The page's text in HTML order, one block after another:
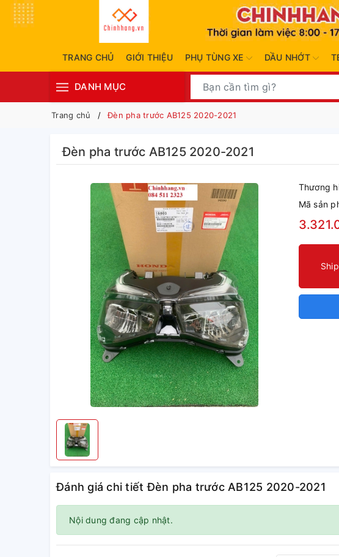
TRANG CHỦ GIỚI THIỆU PHỤ TÙNG XE DẦU NHỚT
DANH MỤC
Trang chủ Đèn pha trước AB125 2020-2021
Đèn pha trước AB125 2020-2021
Thương
Mã sản
Đánh giá chi tiết Đèn pha trước AB125 2020-2021
Nội dung đang cập nhật.